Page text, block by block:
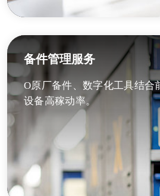
备件管理服务
O原厂备件、数字化工具结合
设备高稼动率。